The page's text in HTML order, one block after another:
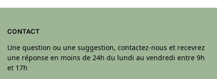
CONTACT
Une question ou une suggestion, contactez-nous et recevrez
une réponse en moins de 24h du lundi au vendredi entre 9h
et 17h